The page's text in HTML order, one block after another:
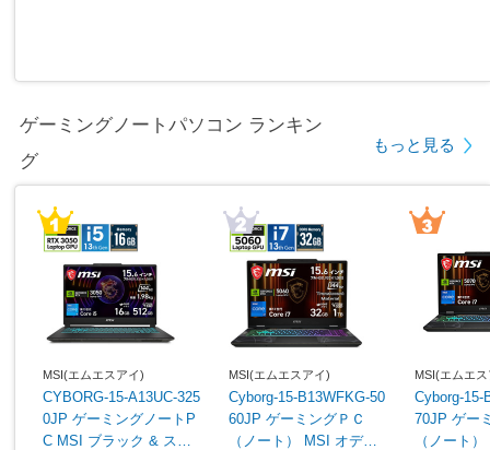
ゲーミングノートパソコン ランキン
グ
もっと見る
MSI(エムエスアイ)
CYBORG-15-A13UC-325
0JP ゲーミングノートP
C MSI ブラック & スケ
MSI(エムエスアイ)
Cyborg-15-B13WFKG-50
60JP ゲーミングＰＣ
（ノート） MSI オデッ
MSI(エムエ
Cyborg-15-
70JP ゲー
（ノート） オデッセイグ